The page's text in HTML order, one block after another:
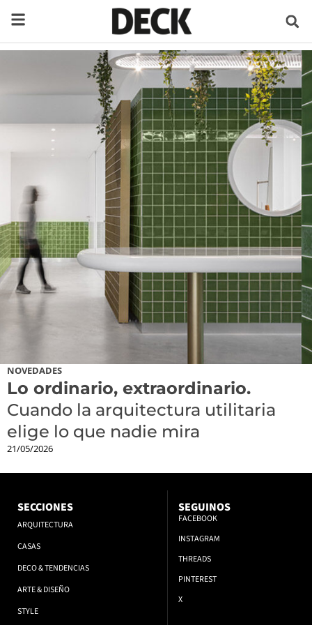
NOVEDADES
Lo ordinario, extraordinario.
Cuando la arquitectura utilitaria
elige lo que nadie mira
21/05/2026
SECCIONES
ARQUITECTURA
CASAS
DECO & TENDENCIAS
ARTE & DISEÑO
STYLE
SEGUINOS
FACEBOOK
INSTAGRAM
THREADS
PINTEREST
X